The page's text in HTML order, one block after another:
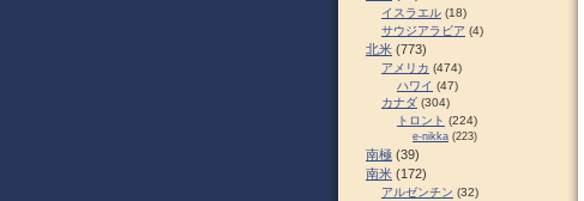
イスラエル (18)
サウジアラビア (4)
北米 (773)
アメリカ (474)
ハワイ (47)
カナダ (304)
トロント (224)
e-nikka (223)
南極 (39)
南米 (172)
アルゼンチン (32)